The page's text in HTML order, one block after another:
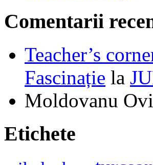
Comentarii
Teacher’s
Fascinație la
Moldovanu
Etichete